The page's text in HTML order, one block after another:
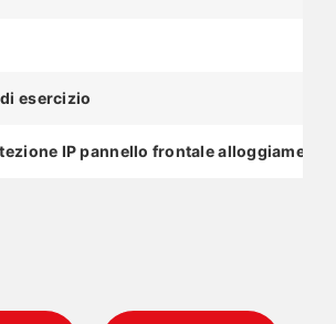
esercizio
IP pannello frontale alloggiamento